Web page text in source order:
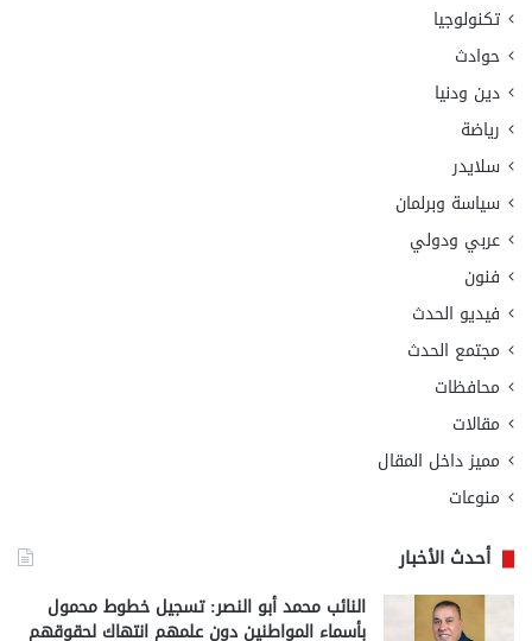
تكنولوجيا
حوادث
دين ودنيا
رياضة
سلايدر
سياسة وبرلمان
عربي ودولي
فنون
فيديو الحدث
مجتمع الحدث
محافظات
مقالات
مميز داخل المقال
منوعات
أحدث الأخبار
النائب محمد أبو النصر: تسجيل خطوط محمول
بأسماء المواطنين دون علمهم انتهاك لحقوقهم